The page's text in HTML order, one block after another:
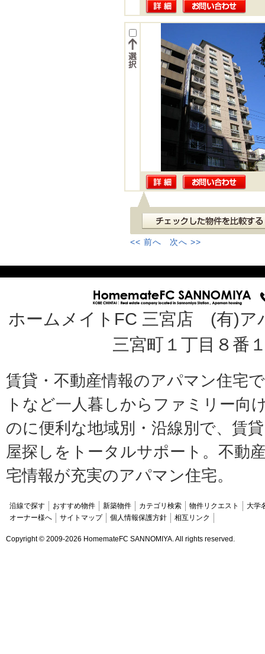
<< 前へ 次へ >>
ホームメイトFC 三宮店 (有)
三宮町１丁目８番
賃貸・不動産情報のアパマン住宅
トなど一人暮しからファミリー向
のに便利な地域別・沿線別で、賃
屋探しをトータルサポート。不動
宅情報が充実のアパマン住宅。
沿線で探す おすすめ物件 新築物件 カテゴリ検索 物件リクエスト
大学
オーナー様へ
サイトマップ 個人情報保護方針 相互リンク
Copyright © 2009-2026 HomemateFC SANNOMIYA. All rights reserved.